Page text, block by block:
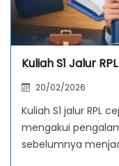
Kuliah S1 Jalur
20/02/2026
Kuliah S1 jalur RPL
mengakui
sebelumnya